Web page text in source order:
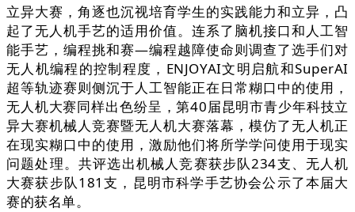
立异大赛，角逐也沉视培育学生的实践能力和立异，凸
起了无人机手艺的适用价值。连系了脑机接口和人工智
能手艺，编程挑和赛—编程越障使命则调查了选手们对
无人机编程的控制程度，ENJOYAI文明启航和SuperAI
超等轨迹赛则侧沉于人工智能正在日常糊口中的使用，
无人机大赛同样出色纷呈，第40届昆明市青少年科技立
异大赛机械人竞赛暨无人机大赛落幕，模仿了无人机正
在现实糊口中的使用，激励他们将所学学问使用于现实
问题处理。共评选出机械人竞赛获步队234支、无人机
大赛获步队181支，昆明市科学手艺协会公示了本届大
赛的获名单。